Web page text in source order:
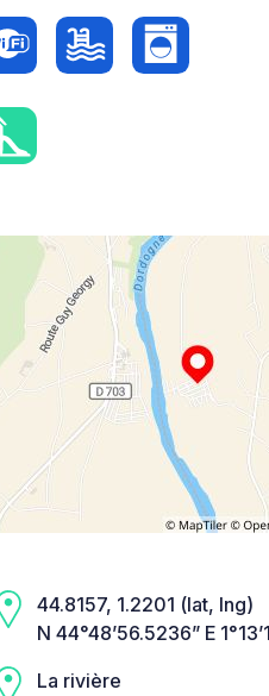
44.8157, 1.2201 (lat, lng)
N 44°48’56.5236” E
La rivière